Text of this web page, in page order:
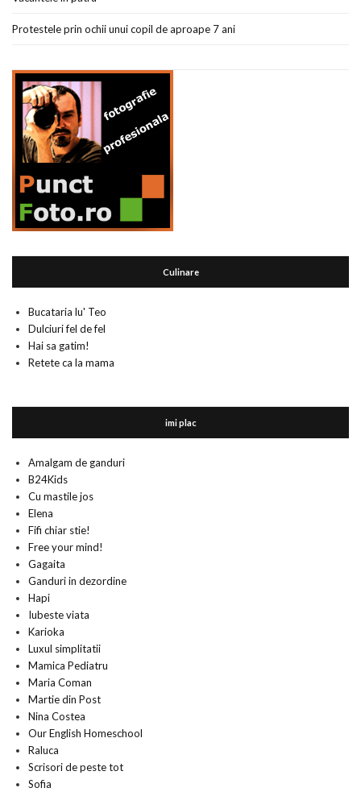
Protestele prin ochii unui copil de aproape 7 ani
Culinare
Bucataria lu' Teo
Dulciuri fel de fel
Hai sa gatim!
Retete ca la mama
imi plac
Amalgam de ganduri
B24Kids
Cu mastile jos
Elena
Fifi chiar stie!
Free your mind!
Gagaita
Ganduri in dezordine
Hapi
Iubeste viata
Karioka
Luxul simplitatii
Mamica Pediatru
Maria Coman
Martie din Post
Nina Costea
Our English Homeschool
Raluca
Scrisori de peste tot
Sofia